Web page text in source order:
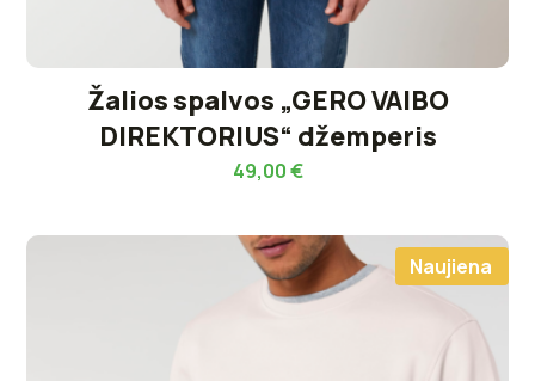
Žalios spalvos „GERO VAIBO
DIREKTORIUS“ džemperis
49,00€
Naujiena